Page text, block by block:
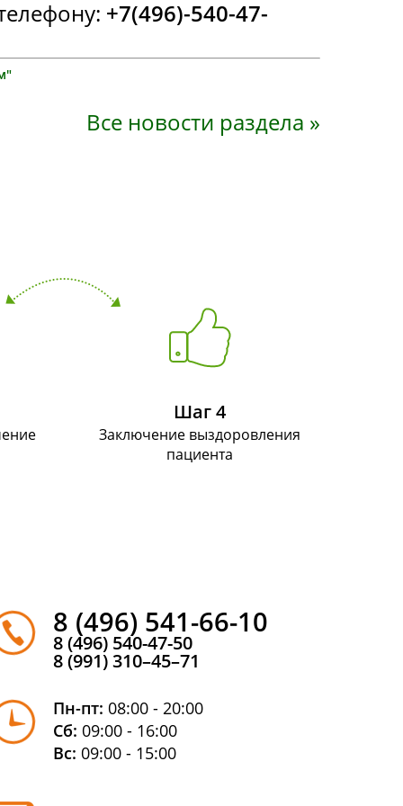
+7(496)-540-47-
Все новости раздела »
Шаг 4
Заключение выздоровления
пациента
8 (496) 541-66-10
8 (496) 540-47-50
8 (991) 310–45–71
Пн-пт:08:00 - 20:00
Сб:09:00 - 16:00
Вс:09:00 - 15:00